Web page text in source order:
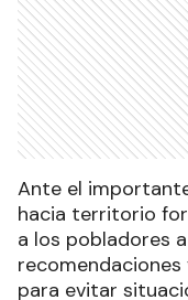
Ante el
hacia territorio
a los pobladores
para evitar